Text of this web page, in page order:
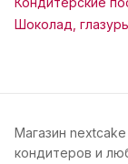
Шоколад,
Магазин
кондитеров и